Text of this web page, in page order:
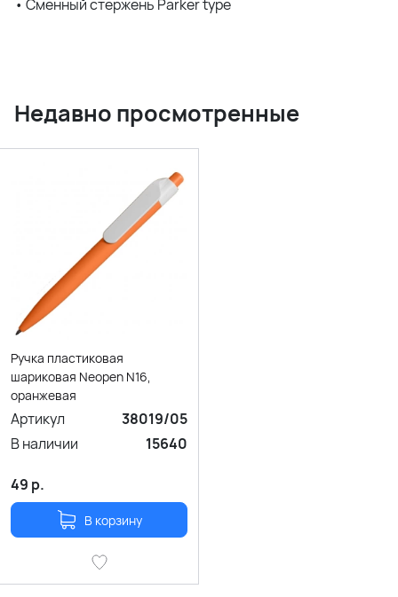
• Сменный стержень Parker type
Недавно просмотренные
Ручка пластиковая
шариковая Neopen N16,
оранжевая
Артикул
38019/05
В наличии
15640
49 р.
В корзину